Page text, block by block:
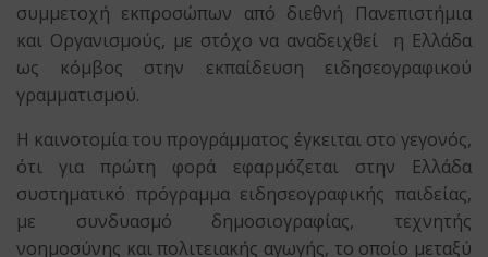
συμμετοχή εκπροσώπων από διεθνή Πανεπιστήμια
και Οργανισμούς, με στόχο να αναδειχθεί η Ελλάδα
ως κόμβος στην εκπαίδευση ειδησεογραφικού
γραμματισμού.
Η καινοτομία του προγράμματος έγκειται στο γεγονός,
ότι για πρώτη φορά εφαρμόζεται στην Ελλάδα
συστηματικό πρόγραμμα ειδησεογραφικής παιδείας,
με συνδυασμό δημοσιογραφίας, τεχνητής
νοημοσύνης και πολιτειακής αγωγής, το οποίο μεταξύ